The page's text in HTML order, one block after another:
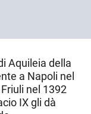
Aquileia della
a Napoli nel
nel 1392
IX gli dà